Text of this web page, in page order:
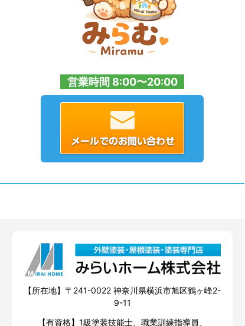
営業時間 8:00〜20:00
【所在地】〒241-0022 神奈川県横浜市旭区鶴ヶ峰2-
9-11
【有資格】1級塗装技能士、職業訓練指導員、